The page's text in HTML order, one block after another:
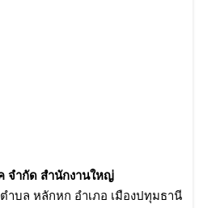
จำกัด สำนักงานใหญ่
ำบล หลักหก อำเภอ เมืองปทุมธานี